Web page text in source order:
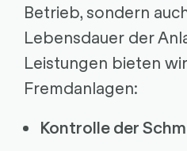
Betrieb, sondern
Lebensdauer der
Leistungen bieten
Fremdanlagen:
Kontrolle der